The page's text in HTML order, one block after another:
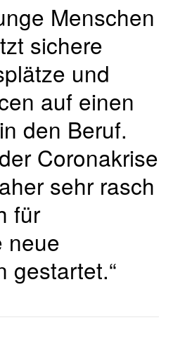
Menschen
sichere
und
auf einen
den Beruf.
Coronakrise
sehr rasch
für
neue
gestartet.“